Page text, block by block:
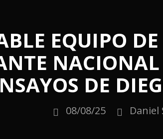
EQUIPO
DE
08/08/25 Daniel